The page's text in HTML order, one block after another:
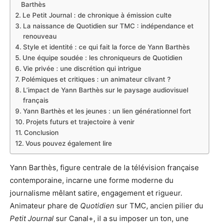
Barthès
Le Petit Journal : de chronique à émission culte
La naissance de Quotidien sur TMC : indépendance et
renouveau
Style et identité : ce qui fait la force de Yann Barthès
Une équipe soudée : les chroniqueurs de Quotidien
Vie privée : une discrétion qui intrigue
Polémiques et critiques : un animateur clivant ?
L’impact de Yann Barthès sur le paysage audiovisuel
français
Yann Barthès et les jeunes : un lien générationnel fort
Projets futurs et trajectoire à venir
Conclusion
Vous pouvez également lire
Yann Barthès, figure centrale de la télévision française
contemporaine, incarne une forme moderne du
journalisme mêlant satire, engagement et rigueur.
Animateur phare de Quotidien sur TMC, ancien pilier du
Petit Journal sur Canal+, il a su imposer un ton, une